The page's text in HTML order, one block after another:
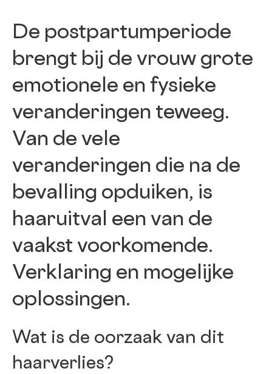
De postpartumperiode
brengt bij de vrouw grote
emotionele en fysieke
veranderingen teweeg.
Van de vele
veranderingen die na de
bevalling opduiken, is
haaruitval een van de
vaakst voorkomende.
Verklaring en mogelijke
oplossingen.
Wat is de oorzaak van dit
haarverlies?